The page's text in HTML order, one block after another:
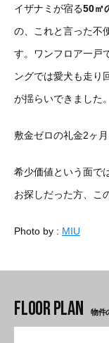
イザナミが宿る50㎡
の、これと言った不
す。ワンフロア一戸
ングでは愛犬も走り
が揺らいできました。
敷金ゼロの礼金2ヶ
希少価値という面で
お探しだった方、こ
Photo by : MIU
物件